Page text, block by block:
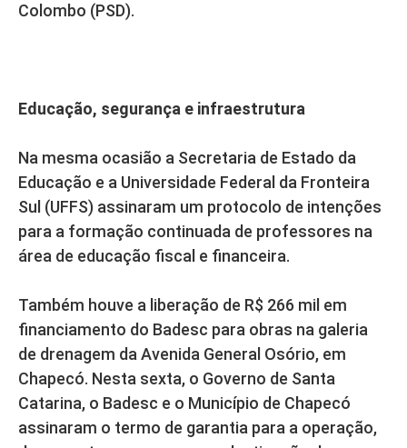
Colombo (PSD).
Educação, segurança e infraestrutura
Na mesma ocasião a Secretaria de Estado da
Educação e a Universidade Federal da Fronteira
Sul (UFFS) assinaram um protocolo de intenções
para a formação continuada de professores na
área de educação fiscal e financeira.
Também houve a liberação de R$ 266 mil em
financiamento do Badesc para obras na galeria
de drenagem da Avenida General Osório, em
Chapecó. Nesta sexta, o Governo de Santa
Catarina, o Badesc e o Município de Chapecó
assinaram o termo de garantia para a operação,